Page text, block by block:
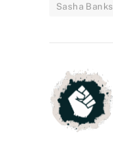
Sasha Banks